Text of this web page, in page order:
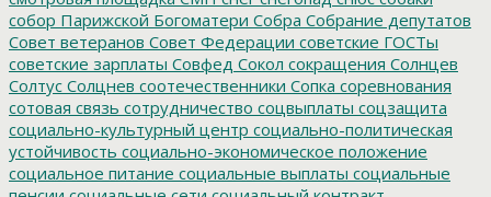
собор Парижской Богоматери Собра Собрание депутатов
Совет ветеранов Совет Федерации советские ГОСТы
советские зарплаты Совфед Сокол сокращения Солнцев
Солтус Солцнев соотечественники Сопка соревнования
сотовая связь сотрудничество соцвыплаты соцзащита
социально-культурный центр социально-политическая
устойчивость социально-экономическое положение
социальное питание социальные выплаты социальные